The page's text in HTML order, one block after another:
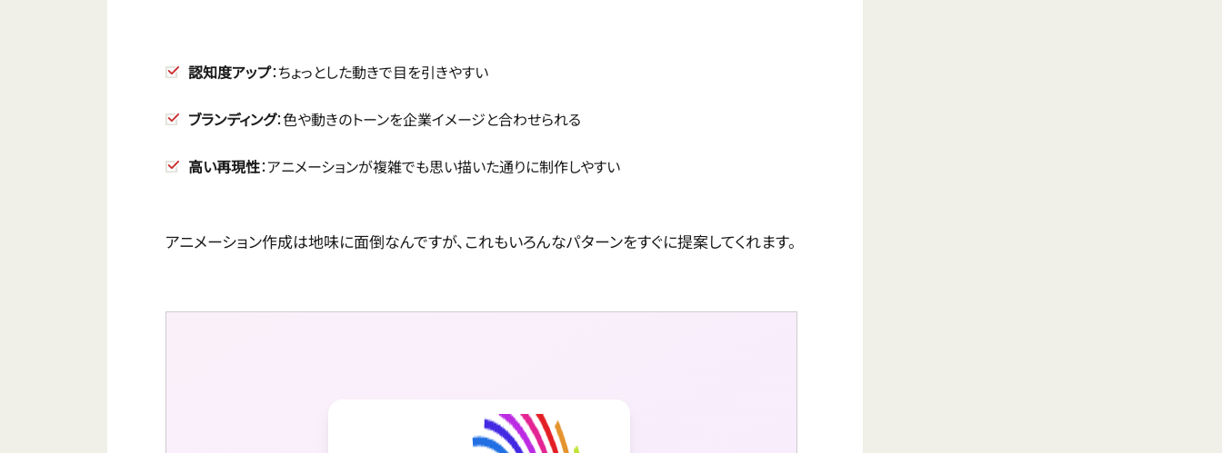
認知度アップ：ちょっとした動きで目を引きやすい
ブランディング：色や動きのトーンを企業イメージと合わせられる
高い再現性：アニメーションが複雑でも思い描いた通りに制作しやすい
アニメーション作成は地味に面倒なんですが、これもいろんなパターンをすぐに提案してくれます。